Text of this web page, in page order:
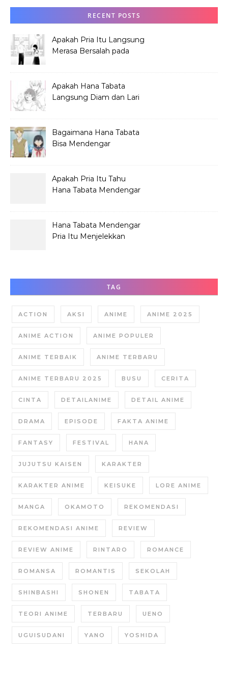
RECENT POSTS
Apakah Pria Itu Langsung
Merasa Bersalah pada
Apakah Hana Tabata
Langsung Diam dan Lari
Bagaimana Hana Tabata
Bisa Mendengar
Apakah Pria Itu Tahu
Hana Tabata Mendengar
Hana Tabata Mendengar
Pria Itu Menjelekkan
TAG
ACTION AKSI ANIME ANIME 2025
ANIME ACTION ANIME POPULER
ANIME TERBAIK ANIME TERBARU
ANIME TERBARU 2025 BUSU CERITA
CINTA DETAILANIME DETAIL ANIME
DRAMA EPISODE FAKTA ANIME
FANTASY FESTIVAL HANA
JUJUTSU KAISEN KARAKTER
KARAKTER ANIME KEISUKE LORE ANIME
MANGA OKAMOTO REKOMENDASI
REKOMENDASI ANIME REVIEW
REVIEW ANIME RINTARO ROMANCE
ROMANSA ROMANTIS SEKOLAH
SHINBASHI SHONEN TABATA
TEORI ANIME TERBARU UENO
UGUISUDANI YANO YOSHIDA